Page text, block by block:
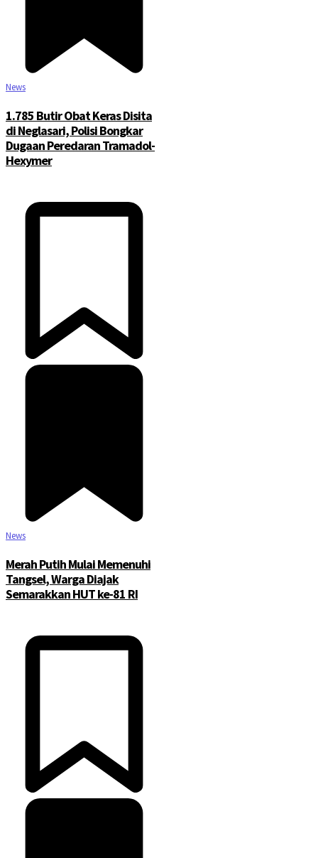
News
1.785 Butir Obat Keras Disita
di Neglasari, Polisi Bongkar
Dugaan Peredaran Tramadol-
Hexymer
News
Merah Putih Mulai Memenuhi
Tangsel, Warga Diajak
Semarakkan HUT ke-81 RI